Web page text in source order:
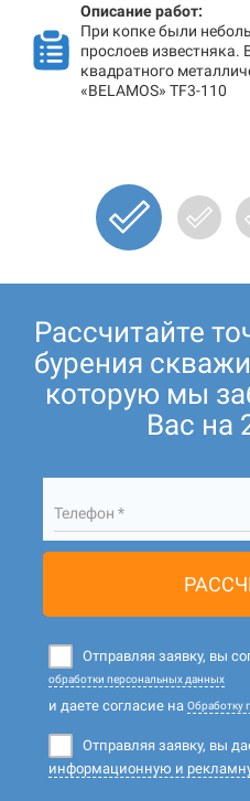
Описание работ:
При копке были
прослоев
квадратного
«BELAMOS» TF3-110
Рассчитайте
бурения
которую мы
Вас на
Телефон *
Отправляя заявку, вы
обработки персональных данных
и даете согласие на Обработку
Отправляя заявку, вы
информационную и